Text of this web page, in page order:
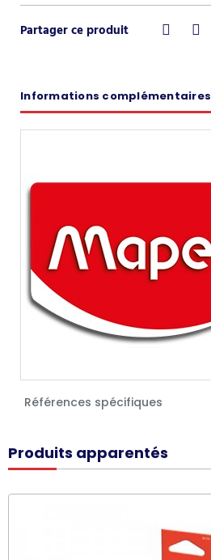
Informations complémentaires
Références spécifiques
Produits apparentés